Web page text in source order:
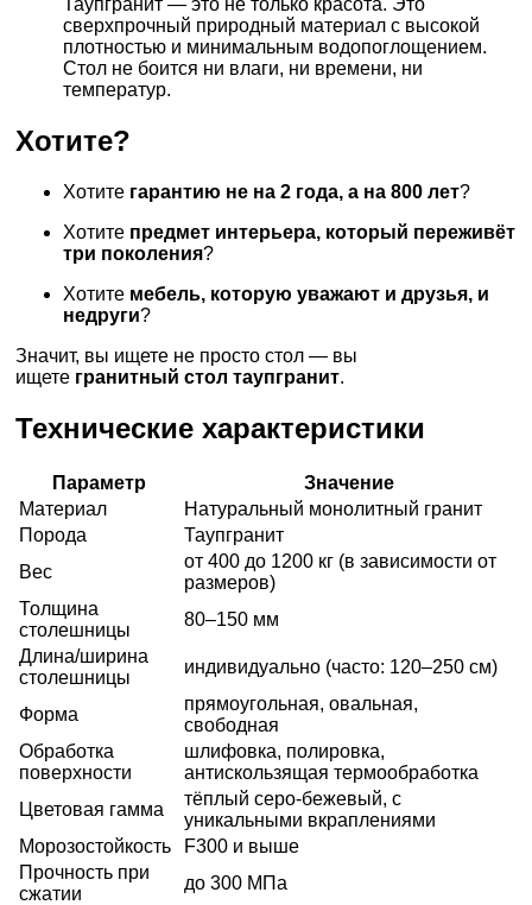
Таупгранит — это не только красота. Это
сверхпрочный природный материал с высокой
плотностью и минимальным водопоглощением.
Стол не боится ни влаги, ни времени, ни
температур.
Хотите?
Хотите гарантию не на 2 года, а на 800 лет?
Хотите предмет интерьера, который переживёт
три поколения?
Хотите мебель, которую уважают и друзья, и
недруги?
Значит, вы ищете не просто стол — вы
ищете гранитный стол таупгранит.
Технические характеристики
Параметр
Значение
Материал
Натуральный монолитный гранит
Порода
Таупгранит
Вес
от 400 до 1200 кг (в зависимости от
размеров)
Толщина
столешницы
80–150 мм
Длина/ширина
столешницы
индивидуально (часто: 120–250 см)
Форма
прямоугольная, овальная,
свободная
Обработка
поверхности
шлифовка, полировка,
антискользящая термообработка
Цветовая гамма
тёплый серо-бежевый, с
уникальными вкраплениями
Морозостойкость
F300 и выше
Прочность при
сжатии
до 300 МПа